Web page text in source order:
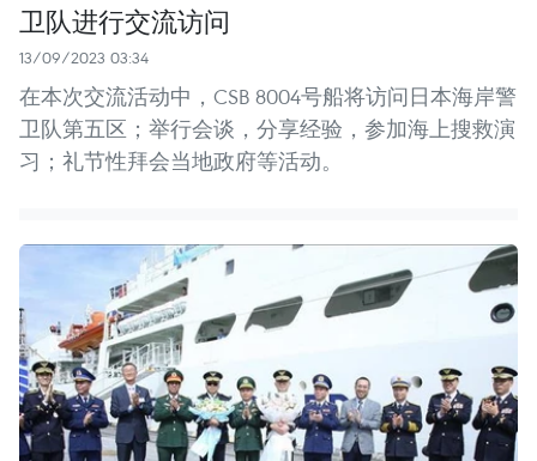
卫队进行交流访问
13/09/2023 03:34
在本次交流活动中，CSB 8004号船将访问日本海岸警
卫队第五区；举行会谈，分享经验，参加海上搜救演
习；礼节性拜会当地政府等活动。